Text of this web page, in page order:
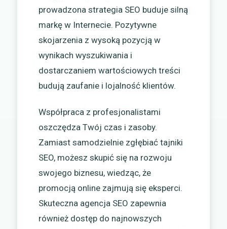
prowadzona strategia SEO buduje silną
markę w Internecie. Pozytywne
skojarzenia z wysoką pozycją w
wynikach wyszukiwania i
dostarczaniem wartościowych treści
budują zaufanie i lojalność klientów.
Współpraca z profesjonalistami
oszczędza Twój czas i zasoby.
Zamiast samodzielnie zgłębiać tajniki
SEO, możesz skupić się na rozwoju
swojego biznesu, wiedząc, że
promocją online zajmują się eksperci.
Skuteczna agencja SEO zapewnia
również dostęp do najnowszych